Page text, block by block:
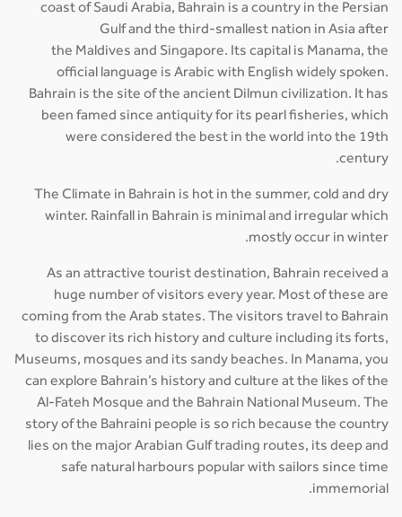
coast of Saudi Arabia, Bahrain is a country in the Persian
Gulf and the third-smallest nation in Asia after
the Maldives and Singapore. Its capital is Manama, the
official language is Arabic with English widely spoken.
Bahrain is the site of the ancient Dilmun civilization. It has
been famed since antiquity for its pearl fisheries, which
were considered the best in the world into the 19th
century.
The Climate in Bahrain is hot in the summer, cold and dry
winter. Rainfall in Bahrain is minimal and irregular which
mostly occur in winter.
As an attractive tourist destination, Bahrain received a
huge number of visitors every year. Most of these are
coming from the Arab states. The visitors travel to Bahrain
to discover its rich history and culture including its forts,
Museums, mosques and its sandy beaches. In Manama, you
can explore Bahrain’s history and culture at the likes of the
Al-Fateh Mosque and the Bahrain National Museum. The
story of the Bahraini people is so rich because the country
lies on the major Arabian Gulf trading routes, its deep and
safe natural harbours popular with sailors since time
immemorial.